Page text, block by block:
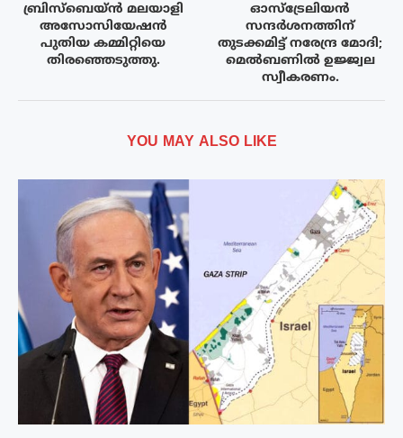
ബ്രിസ്‌ബെയ്ൻ മലയാളി
അസോസിയേഷൻ
പുതിയ കമ്മിറ്റിയെ
തിരഞ്ഞെടുത്തു.
ഓസ്‌ട്രേലിയന്‍
സന്ദര്‍ശനത്തിന്
തുടക്കമിട്ട് നരേന്ദ്ര മോദി;
മെല്‍ബണില്‍ ഉജ്ജ്വല
സ്വീകരണം.
YOU MAY ALSO LIKE